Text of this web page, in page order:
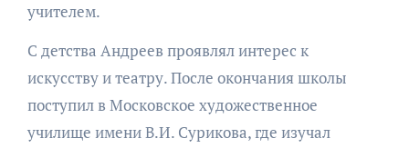
учителем.
С детства Андреев проявлял интерес к
искусству и театру. После окончания школы
поступил в Московское художественное
училище имени В.И. Сурикова, где изучал